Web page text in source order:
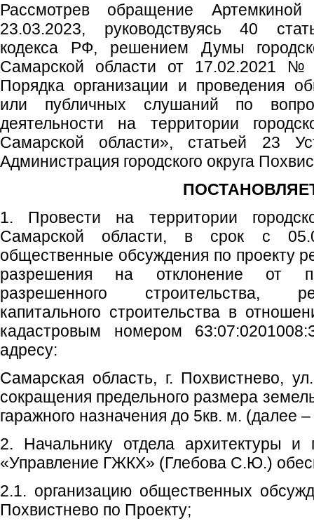
Рассмотрев обращение
23.03.2023, руководствуясь 40
кодекса РФ, решением Думы
Самарской области от 17.02.2021
Порядка организации и проведения
или публичных слушаний по
деятельности на территории
Самарской области», статьей 23
Администрация городского округа
1. Провести на территории
Самарской области, в срок с
общественные обсуждения по проекту
разрешения на отклонение от
разрешенного строительства,
капитального строительства в
кадастровым номером
адресу:
Самарская область, г. Похвистнево,
сокращения предельного размера
гаражного назначения до 5кв. м. (далее
2. Начальнику отдела архитектуры и
«Управление ГЖКХ» (Глебова С.Ю.)
2.1. организацию общественных
Похвистнево по Проекту;